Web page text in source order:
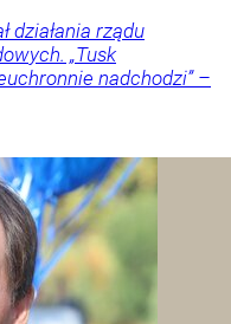
działania rządu
„Tusk
nadchodzi” –